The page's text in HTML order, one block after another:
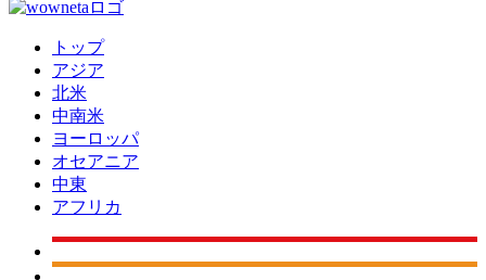
トップ
アジア
北米
中南米
ヨーロッパ
オセアニア
中東
アフリカ